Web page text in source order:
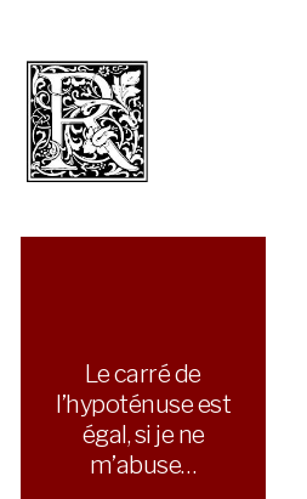
Le carré de
l’hypoténuse est
égal, si je ne
m’abuse…